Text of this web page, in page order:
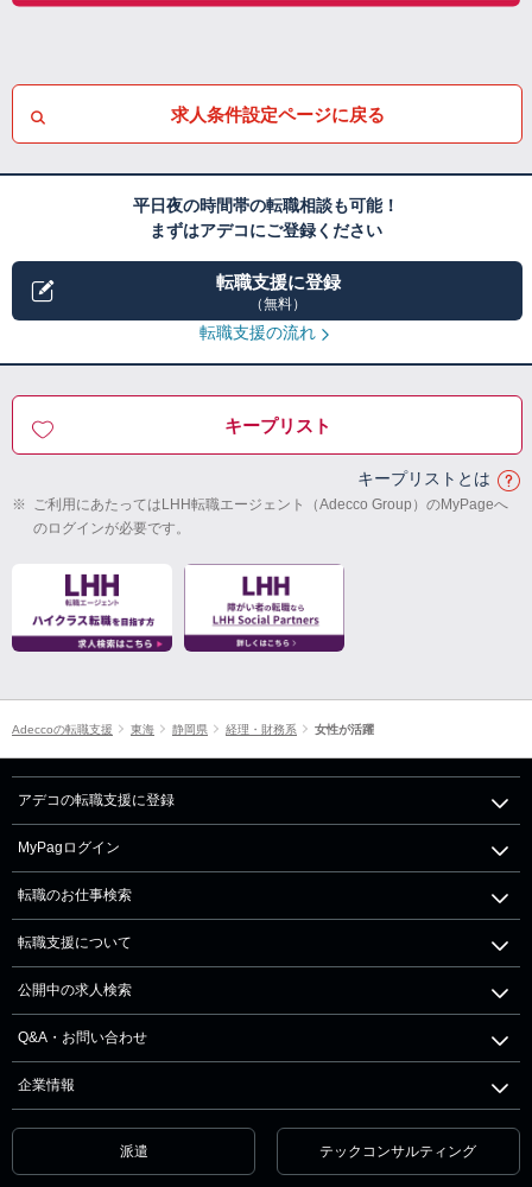
求人条件設定ページに戻る
平日夜の時間帯の転職相談も可能！
まずはアデコにご登録ください
転職支援に登録
（無料）
転職支援の流れ
キープリスト
キープリストとは
※ ご利用にあたってはLHH転職エージェント（Adecco Group）のMyPageへ
のログインが必要です。
Adeccoの転職支援 東海 静岡県 経理・財務系 女性が活躍
アデコの転職支援に登録
MyPagログイン
転職のお仕事検索
転職支援について
公開中の求人検索
Q&A・お問い合わせ
企業情報
派遣 テックコンサルティング